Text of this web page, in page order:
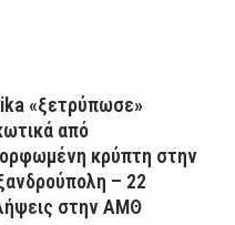
«ξετρύπωσε»
από
κρύπτη στην
– 22
στην ΑΜΘ